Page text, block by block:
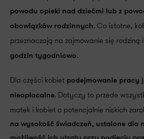
powodu opieki nad dziećmi lub z
obowiązków rodzinnych. Co istotne,
przeznaczają na zajmowanie się rodziną
godzin tygodniowo.
Dla części kobiet podejmowanie pracy
nieopłacalne. Dotyczy to przede
matek i kobiet o potencjalnie niskich
na wysokość świadczeń, ustalone dla